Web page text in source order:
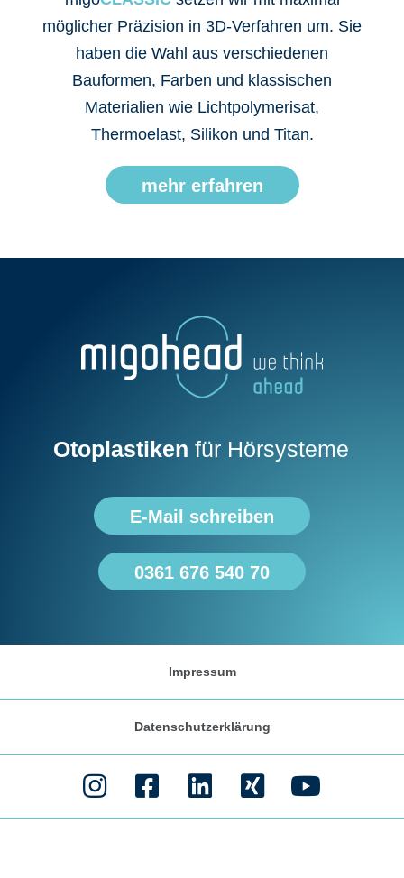
möglicher Präzision in 3D-Verfahren um. Sie
haben die Wahl aus verschiedenen
Bauformen, Farben und klassischen
Materialien wie Lichtpolymerisat,
Thermoelast, Silikon und Titan.
mehr erfahren
Otoplastiken für Hörsysteme
E-Mail schreiben
0361 676 540 70
Impressum
Datenschutzerklärung